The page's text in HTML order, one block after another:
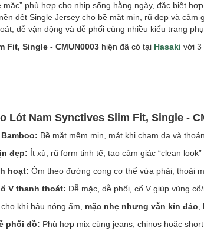
phù hợp cho nhịp sống hằng ngày, đặc biệt
dệt Single Jersey cho bề mặt mịn, rũ đẹp và
dễ vận động và dễ phối cùng nhiều kiểu trang
Fit, Single - CMUN0003 hiện đã có tại Hasaki với 3
Lót Nam Synctives Slim Fit, Single -
Bề mặt mềm mịn, mát khi chạm da và
đẹp: Ít xù, rũ form tinh tế, tạo cảm giác “clean look”
hoạt: Ôm theo đường cong cơ thể vừa phải, thoải
V thanh thoát: Dễ mặc, dễ phối, cổ V giúp vùng
khí hậu nóng ẩm, mặc nhẹ nhưng vẫn kín đáo
phối đồ: Phù hợp mix cùng jeans, chinos hoặc